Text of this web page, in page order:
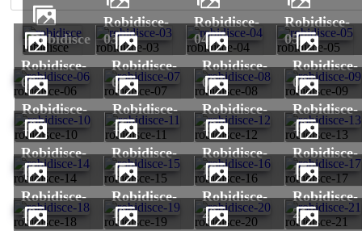
robidisce
robidisce
robidisce-03
robidisce-
03
robidisce-04
robidisce-
04
robidisce-05
robidisce-
05
robidisce-06
robidisce-
06
robidisce-07
robidisce-
07
robidisce-08
robidisce-
08
robidisce-09
robidisce-
09
robidisce-10
robidisce-
10
robidisce-11
robidisce-
11
robidisce-12
robidisce-
12
robidisce-13
robidisce-
13
robidisce-14
robidisce-
14
robidisce-15
robidisce-
15
robidisce-16
robidisce-
16
robidisce-17
robidisce-
17
robidisce-18
robidisce-
18
robidisce-19
robidisce-
19
robidisce-20
robidisce-
20
robidisce-21
robidisce-
21